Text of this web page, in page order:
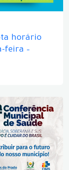
horário
feira –